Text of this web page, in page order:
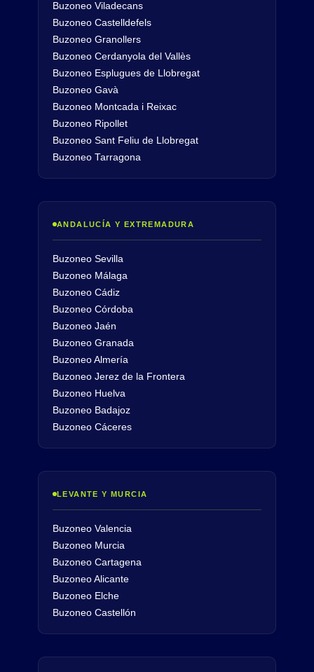
Buzoneo Viladecans
Buzoneo Castelldefels
Buzoneo Granollers
Buzoneo Cerdanyola del Vallès
Buzoneo Esplugues de Llobregat
Buzoneo Gavà
Buzoneo Montcada i Reixac
Buzoneo Ripollet
Buzoneo Sant Feliu de Llobregat
Buzoneo Tarragona
ANDALUCÍA Y EXTREMADURA
Buzoneo Sevilla
Buzoneo Málaga
Buzoneo Cádiz
Buzoneo Córdoba
Buzoneo Jaén
Buzoneo Granada
Buzoneo Almería
Buzoneo Jerez de la Frontera
Buzoneo Huelva
Buzoneo Badajoz
Buzoneo Cáceres
LEVANTE Y MURCIA
Buzoneo Valencia
Buzoneo Murcia
Buzoneo Cartagena
Buzoneo Alicante
Buzoneo Elche
Buzoneo Castellón